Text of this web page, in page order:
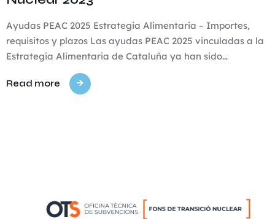
Ayudas PEAC 2025 Estrategia Alimentaria – Importes,
requisitos y plazos Las ayudas PEAC 2025 vinculadas a la
Estrategia Alimentaria de Cataluña ya han sido…
Read more